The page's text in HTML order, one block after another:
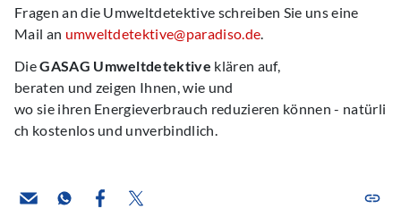
Fragen an die Umweltdetektive schreiben Sie uns eine
Mail an umweltdetektive@paradiso.de.
DieGASAG Umweltdetektive klären auf,
beraten und zeigen Ihnen, wie und
wo sie ihren Energieverbrauch reduzieren können - natürli
ch kostenlos und unverbindlich.